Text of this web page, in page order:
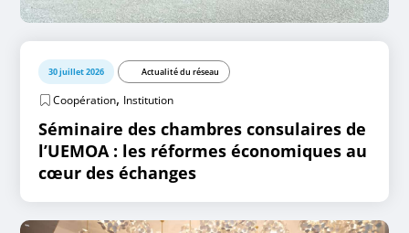
30 juillet 2026 Actualité du réseau
Coopération, Institution
Séminaire des chambres consulaires de
l’UEMOA : les réformes économiques au
cœur des échanges